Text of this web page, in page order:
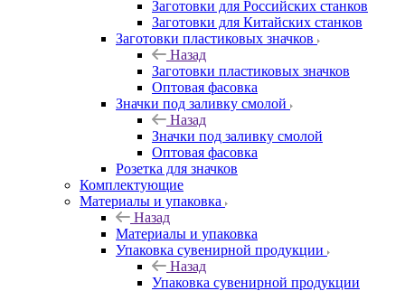
Заготовки для Российских станков
Заготовки для Китайских станков
Заготовки пластиковых значков
Назад
Заготовки пластиковых значков
Оптовая фасовка
Значки под заливку смолой
Назад
Значки под заливку смолой
Оптовая фасовка
Розетка для значков
Комплектующие
Материалы и упаковка
Назад
Материалы и упаковка
Упаковка сувенирной продукции
Назад
Упаковка сувенирной продукции